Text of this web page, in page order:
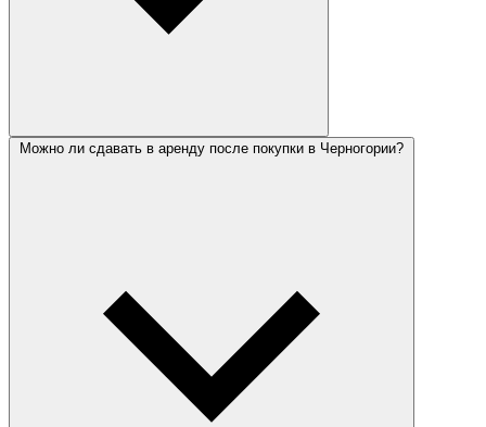
Можно ли сдавать в аренду после покупки в Черногории?